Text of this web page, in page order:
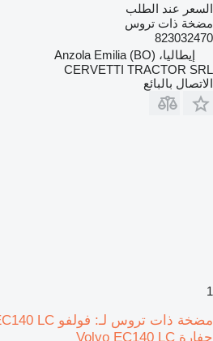
السعر عند الطلب
مضخة ذات تروس
823032470
إيطاليا، Anzola Emilia (BO)
CERVETTI TRACTOR SRL
الاتصال بالبائع
1
حفارة Volvo EC140 LC